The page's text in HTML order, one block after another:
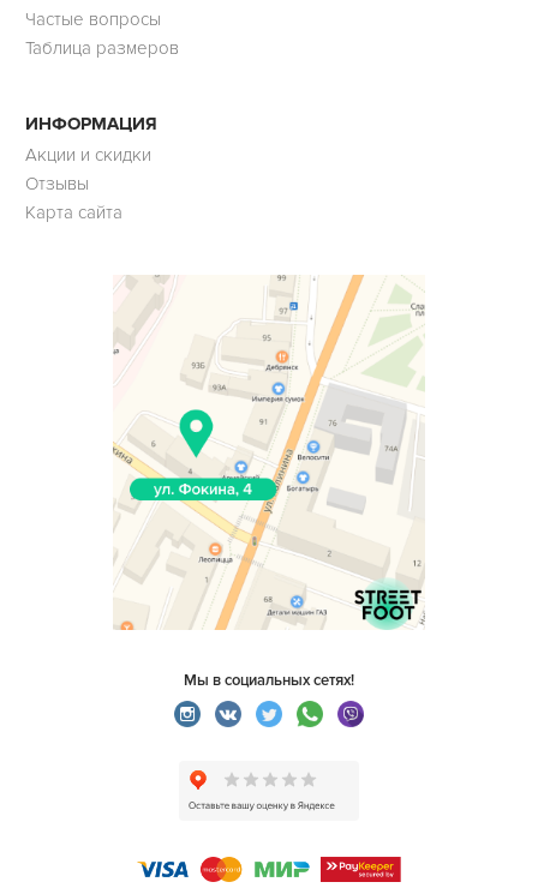
Частые вопросы
Таблица размеров
ИНФОРМАЦИЯ
Акции и скидки
Отзывы
Карта сайта
Мы в социальных сетях!